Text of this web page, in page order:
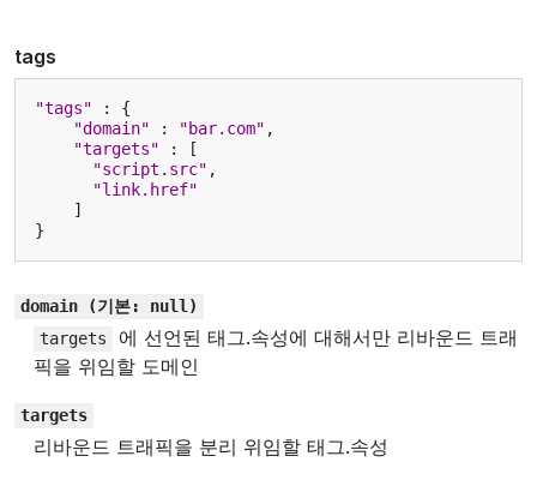
tags
"tags" :
{
"domain"
: "bar.com" ,
"targets"
:
[
"script.src" ,
"link.href"
]
}
domain (기본:
null)
targets
에 선언된 태그.속성에 대해서만 리바운드 트래
픽을 위임할 도메인
targets
리바운드 트래픽을 분리 위임할 태그.속성